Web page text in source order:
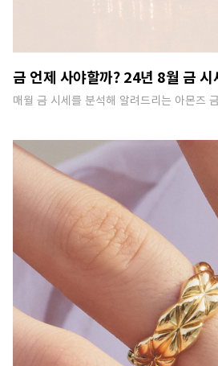
금 언제 사야할까? 24년 8월 금 시
매월 금 시세를 분석해 알려드리는 아몬즈